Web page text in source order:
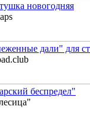
новогодняя
дали" для
беспредел"